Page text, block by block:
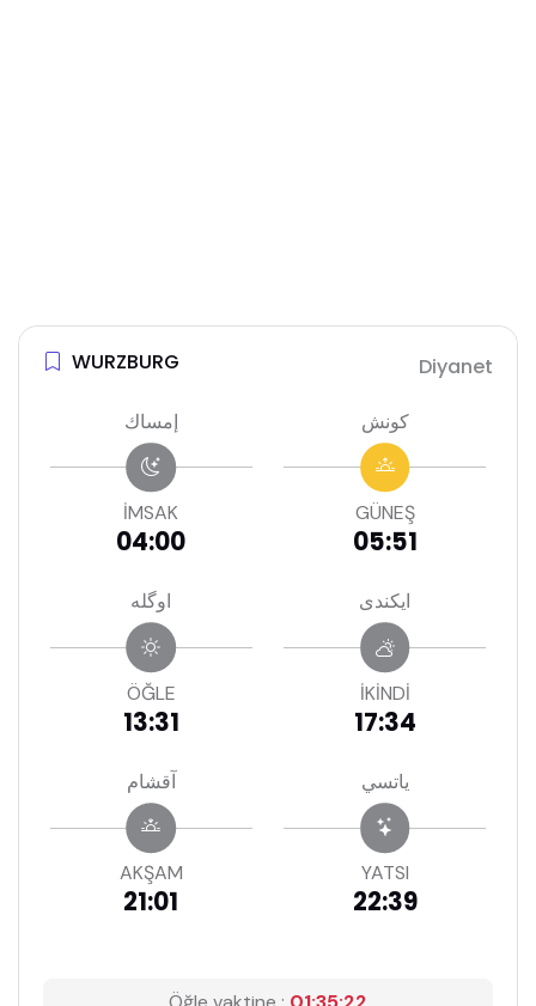
WURZBURG Diyanet
إمساك
İMSAK
04:00
كونش
GÜNEŞ
05:51
اوگله
ÖĞLE
13:31
ايكندى
İKİNDİ
17:34
آقشام
AKŞAM
21:01
ياتسي
YATSI
22:39